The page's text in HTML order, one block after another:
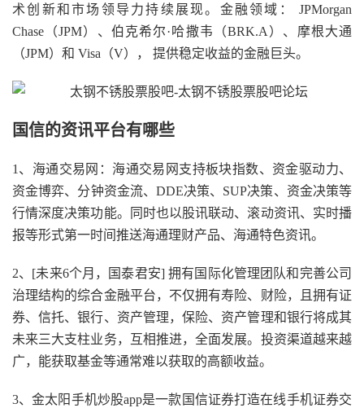
术创新和市场领导力持续展现。金融领域： JPMorgan
Chase（JPM）、伯克希尔·哈撒韦（BRK.A）、摩根大通
（JPM）和 Visa（V）， 提供稳定收益的金融巨头。
国信的资讯平台有哪些
1、海通交易网：海通交易网支持板块指数、资金驱动力、
资金博弈、分钟资金流、DDE决策、SUP决策、资金决策等
行情深度决策功能。同时也以股讯联动、滚动资讯、实时播
报等形式第一时间推送海通理财产品、海通特色资讯。
2、[未来6个月，国泰君安] 拥有国际化管理团队和完善公司
治理结构的综合金融平台，不仅拥有寿险、财险，且拥有证
券、信托、银行、资产管理，保险、资产管理和银行将成其
未来三大支柱业务，互相推进，全面发展。投资渠道越来越
广，能获取基金等通常难以获取的高额收益。
3、金太阳手机炒股app是一款国信证券打造在线手机证券交